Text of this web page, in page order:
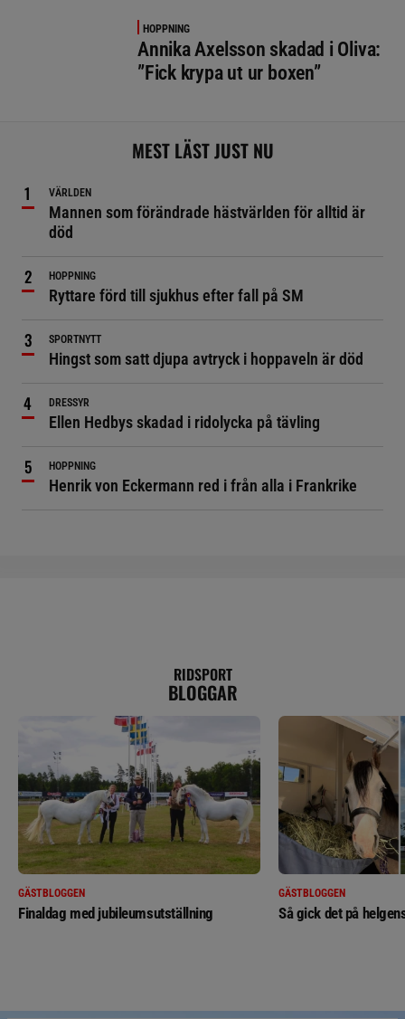
HOPPNING
Annika Axelsson skadad i Oliva:
”Fick krypa ut ur boxen”
MEST LÄST JUST NU
VÄRLDEN
Mannen som förändrade hästvärlden för alltid är
död
HOPPNING
Ryttare förd till sjukhus efter fall på SM
SPORTNYTT
Hingst som satt djupa avtryck i hoppaveln är död
DRESSYR
Ellen Hedbys skadad i ridolycka på tävling
HOPPNING
Henrik von Eckermann red i från alla i Frankrike
RIDSPORT
BLOGGAR
GÄSTBLOGGEN
Finaldag med jubileumsutställning
GÄSTBLOGGEN
Så gick det på